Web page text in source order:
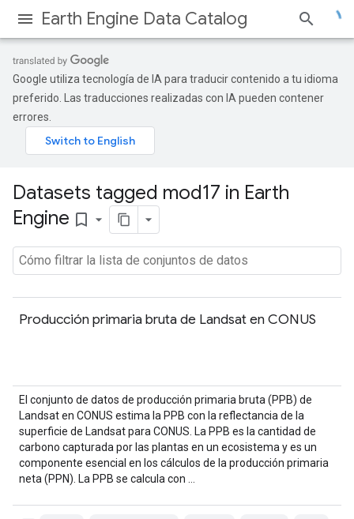
Earth Engine Data Catalog
Google utiliza tecnología de IA para traducir contenido a tu idioma
preferido. Las traducciones realizadas con IA pueden contener
errores.
Datasets tagged mod17 in Earth
Engine bookmark_border
Producción primaria bruta de Landsat en CONUS
El conjunto de datos de producción primaria bruta (PPB) de
Landsat en CONUS estima la PPB con la reflectancia de la
superficie de Landsat para CONUS. La PPB es la cantidad de
carbono capturada por las plantas en un ecosistema y es un
componente esencial en los cálculos de la producción primaria
neta (PPN). La PPB se calcula con …